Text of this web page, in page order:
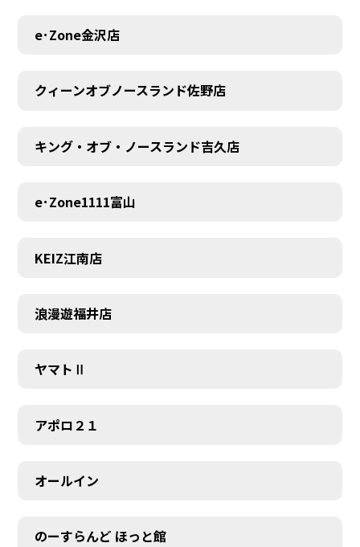
e･Zone金沢店
クィーンオブノースランド佐野店
キング・オブ・ノースランド吉久店
e･Zone1111富山
KEIZ江南店
浪漫遊福井店
ヤマトⅡ
アポロ２１
オールイン
のーすらんど ほっと館